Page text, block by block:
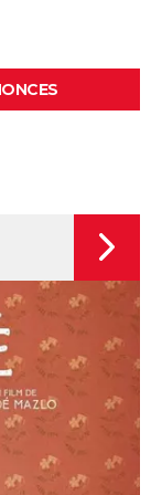
fait une
remarquée à
suite est-
a été "terrible"
le film ?